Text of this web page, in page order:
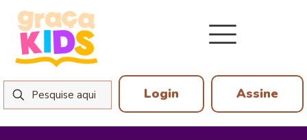
Login Assine